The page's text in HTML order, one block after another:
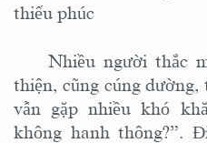
thiếu phúc
Nhiều người thắc
thiện, cũng cúng dường,
vẫn gặp nhiều khó
không hanh thông?”.